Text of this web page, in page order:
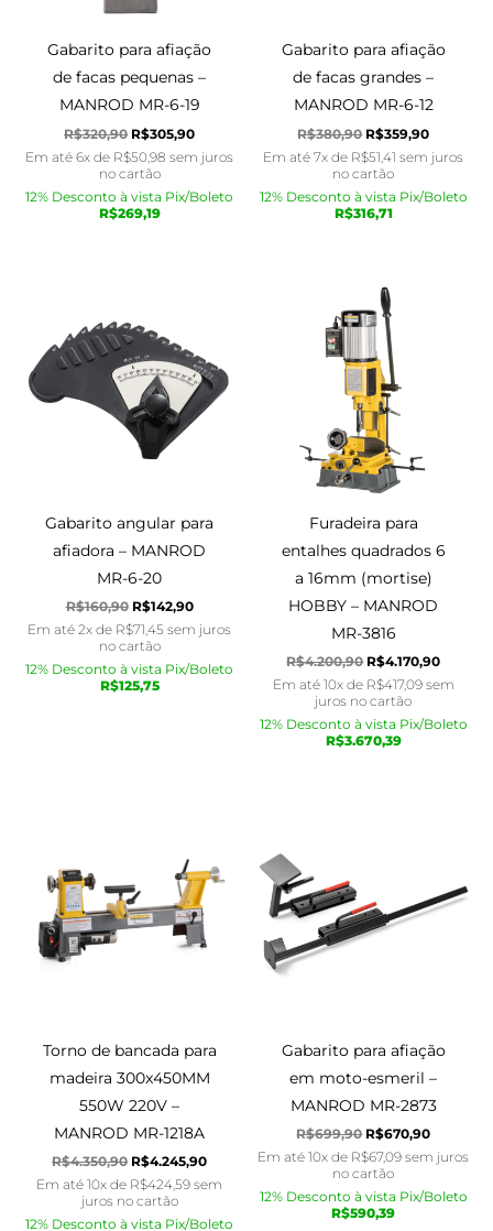
Gabarito para afiação
de facas pequenas –
MANROD MR-6-19
R$320,90 R$305,90
Em até 6x de R$50,98 sem juros
no cartão
12% Desconto à vista Pix/Boleto
R$269,19
Gabarito para afiação
de facas grandes –
MANROD MR-6-12
R$380,90 R$359,90
Em até 7x de R$51,41 sem juros
no cartão
12% Desconto à vista Pix/Boleto
R$316,71
Gabarito angular para
afiadora – MANROD
MR-6-20
R$160,90
original
era:
R$160,90.
R$142,90
R$142,90.
Em até 2x de R$71,45 sem juros
no cartão
12% Desconto à vista Pix/Boleto
R$125,75
Furadeira para
entalhes quadrados 6
a 16mm (mortise)
HOBBY – MANROD
MR-3816
R$4.200,90
preço
original
era:
R$4.200,90.
R$4.170,90
Em até 10x de R$417,09 sem
juros no cartão
12% Desconto à vista Pix/Boleto
R$3.670,39
Torno de bancada para
madeira 300x450MM
550W 220V –
MANROD MR-1218A
R$4.350,90
R$4.350,90.
R$4.245,90
é:
R$4.245,90.
Em até 10x de R$424,59 sem
juros no cartão
12% Desconto à vista Pix/Boleto
Gabarito para afiação
em moto-esmeril –
MANROD MR-2873
R$699,90 R$670,90
Em até 10x de R$67,09 sem juros
no cartão
12% Desconto à vista Pix/Boleto
R$590,39